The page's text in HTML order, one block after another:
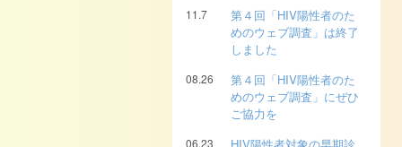
11.7
第４回「HIV陽性者のた
めのウェブ調査」は終了
しました
08.26
第４回「HIV陽性者のた
めのウェブ調査」にぜひ
ご協力を
06.23